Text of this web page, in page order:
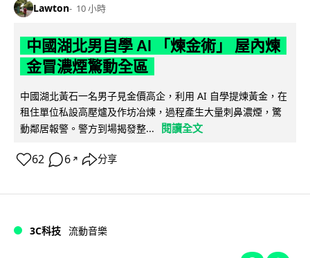
Lawton 10 小時
中國湖北男自學 AI 「煉金術」 屋內煉
金冒濃煙驚動全區
中國湖北黃石一名男子見金價高企，利用 AI 自學提煉黃金，在
租住單位私設高壓爐及作坊冶煉，過程產生大量刺鼻濃煙，驚
動鄰居報警。警方到場揭發整...
閱讀全文
62 6 ↗ 分享
3C科技 流動音樂